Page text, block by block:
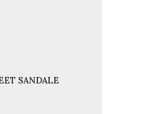
SANDALE